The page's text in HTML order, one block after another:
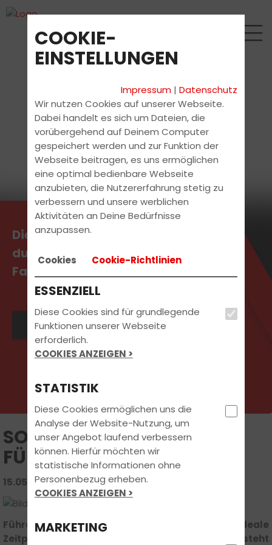
Die aktuellsten News erhältst
du direkt bei uns in der
Fahrschule.
Jetzt Kontakt aufnehmen
SOMMER, SONNE,
FÜHRERSCHEIN!
15.05.2025 | FAHRSCHUL-WISSEN
Führerschein im Sommer? Warum jetzt der ideale
Zeitpunkt zum Durchstarten ist? Der Sommer steht
COOKIE-
EINSTELLUNGEN
Impressum |Datenschutz
Wir nutzen Cookies auf unserer Webseite.
Dabei handelt es sich um Dateien, die
vorübergehend auf Deinem Computer
gespeichert werden und zur Funktion der
Webseite beitragen, es uns ermöglichen
eine optimal bedienbare Webseite
anzubieten, die Nutzererfahrung stetig zu
verbessern und unsere werblichen
Aktivitäten an Deine Bedürfnisse
anzupassen.
Cookies Cookie-Richtlinien
ESSENZIELL
Diese Cookies sind für grundlegende
Funktionen unserer Webseite
erforderlich.
COOKIES ANZEIGEN >
STATISTIK
Diese Cookies ermöglichen uns die
Analyse der Website-Nutzung, um
unser Angebot laufend verbessern
können. Hierfür möchten wir
statistische Informationen ohne
Personenbezug erheben.
COOKIES ANZEIGEN >
MARKETING